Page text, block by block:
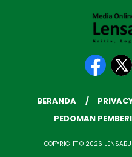
BERANDA
PEDOMAN
COPYRIGHT © 2026